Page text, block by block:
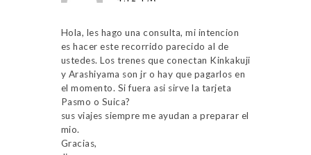
Hola, les hago una consulta, mi intencion
es hacer este recorrido parecido al de
ustedes. Los trenes que conectan Kinkakuji
y Arashiyama son jr o hay que pagarlos en
el momento. Si fuera asi sirve la tarjeta
Pasmo o Suica?
sus viajes siempre me ayudan a preparar el
mio.
Gracias,